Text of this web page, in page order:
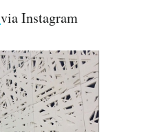
via Instagram